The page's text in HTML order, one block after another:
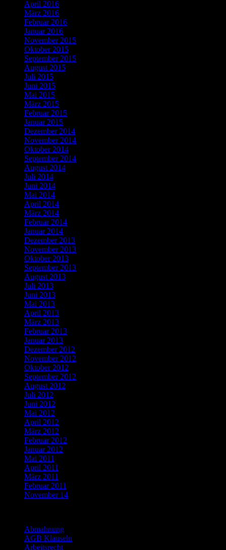
April 2016
März 2016
Februar 2016
Januar 2016
November 2015
Oktober 2015
September 2015
August 2015
Juli 2015
Juni 2015
Mai 2015
März 2015
Februar 2015
Januar 2015
Dezember 2014
November 2014
Oktober 2014
September 2014
August 2014
Juli 2014
Juni 2014
Mai 2014
April 2014
März 2014
Februar 2014
Januar 2014
Dezember 2013
November 2013
Oktober 2013
September 2013
August 2013
Juli 2013
Juni 2013
Mai 2013
April 2013
März 2013
Februar 2013
Januar 2013
Dezember 2012
November 2012
Oktober 2012
September 2012
August 2012
Juli 2012
Juni 2012
Mai 2012
April 2012
März 2012
Februar 2012
Januar 2012
Mai 2011
April 2011
März 2011
Februar 2011
November 14
Abmahnung
AGB Klauseln
Arbeitsrecht